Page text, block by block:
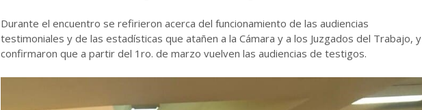
Durante el encuentro se refirieron acerca del funcionamiento de las audiencias
testimoniales y de las estadísticas que atañen a la Cámara y a los Juzgados del Trabajo, y
confirmaron que a partir del 1ro. de marzo vuelven las audiencias de testigos.